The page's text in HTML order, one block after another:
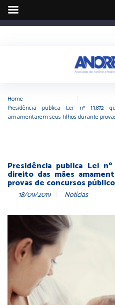
Home
Presidência publica Lei nº 13.872
amamentarem seus filhos durante
Presidência publica Lei
direito das mães
provas de concursos
18/09/2019 Notícias